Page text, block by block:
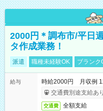
2000円＊調布市/平日
タ作成業務！
派遣 職種未経験OK ブランク
給与
時給2000円 月収例
交通費別途支給あり
交通費 全額支給